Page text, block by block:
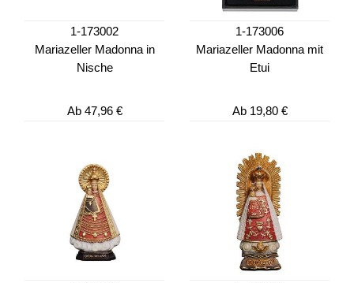
1-173002
Mariazeller Madonna in
Nische
Ab47,96 €
1-173006
Mariazeller Madonna mit
Etui
Ab19,80 €